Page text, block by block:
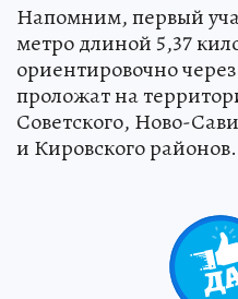
Напомним, первый
метро длиной 5,37
ориентировочно
проложат на
Советского, Ново-
и Кировского районов.